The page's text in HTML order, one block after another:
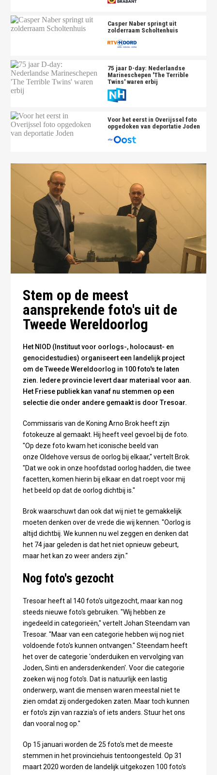
Casper Naber springt uit
zolderraam Scholtenhuis
75 jaar D-day: Nederlandse
Marineschepen 'The Terrible
Twins' waren erbij
Voor het eerst in Overijssel foto
opgedoken van deportatie Joden
Stem op de meest
aansprekende foto's uit de
Tweede Wereldoorlog
Het NIOD (Instituut voor oorlogs-, holocaust- en
genocidestudies) organiseert een landelijk project
om de Tweede Wereldoorlog in 100 foto's te laten
zien. Iedere provincie levert daar materiaal voor aan.
Het Friese publiek kan vanaf nu stemmen op een
selectie die onder andere gemaakt is door Tresoar.
Commissaris van de Koning Arno Brok heeft zijn
fotokeuze al gemaakt. Hij heeft veel gevoel bij de foto.
"Op deze foto kwam het iconische beeld van
onze Oldehove versus de oorlog bij elkaar," vertelt Brok.
"Dat we ook in onze hoofdstad oorlog hadden, die twee
facetten, komen hierin bij elkaar en dat roept voor mij
het beeld op dat de oorlog dichtbij is."
Brok waarschuwt dan ook dat wij niet te gemakkelijk
moeten denken over de vrede die wij kennen. "Oorlog is
altijd dichtbij. We kunnen nu wel zeggen en denken dat
het 74 jaar geleden is dat het niet opnieuw gebeurt,
maar het kan zo weer anders zijn."
Nog foto's gezocht
Tresoar heeft al 140 foto's uitgezocht, maar kan nog
steeds nieuwe foto's gebruiken. "Wij hebben ze
ingedeeld in categorieën," vertelt Johan Steendam van
Tresoar. "Maar van een categorie hebben wij nog niet
voldoende foto's kunnen ontvangen." Steendam heeft
het over de categorie 'onderduiken en vervolging van
Joden, Sinti en andersdenkenden'. Voor die categorie
zoeken wij nog foto's. Dat is natuurlijk een lastig
onderwerp, want die mensen waren meestal niet te
zien omdat zij ondergedoken zaten. Maar toch kunnen
er foto's zijn van razzia's of iets anders. Stuur het ons
dan vooral nog op."
Op 15 januari worden de 25 foto's met de meeste
stemmen in het provinciehuis tentoongesteld. Op 31
maart 2020 worden de landelijk uitgekozen 100 foto's